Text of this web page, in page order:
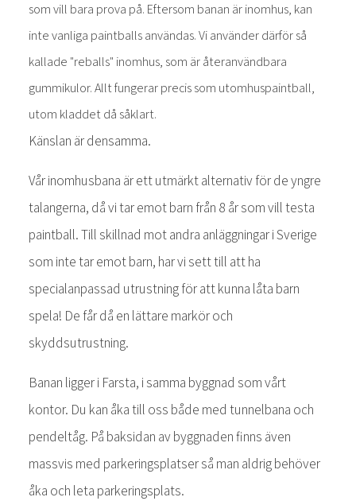
som vill bara prova på. Eftersom banan är inomhus, kan
inte vanliga paintballs användas. Vi använder därför så
kallade "reballs" inomhus, som är återanvändbara
gummikulor. Allt fungerar precis som utomhuspaintball,
utom kladdet då såklart.
Känslan är densamma.
Vår inomhusbana är ett utmärkt alternativ för de yngre
talangerna, då vi tar emot barn från 8 år som vill testa
paintball. Till skillnad mot andra anläggningar i Sverige
som inte tar emot barn, har vi sett till att ha
specialanpassad utrustning för att kunna låta barn
spela! De får då en lättare markör och
skyddsutrustning.
Banan ligger i Farsta, i samma byggnad som vårt
kontor. Du kan åka till oss både med tunnelbana och
pendeltåg. På baksidan av byggnaden finns även
massvis med parkeringsplatser så man aldrig behöver
åka och leta parkeringsplats.